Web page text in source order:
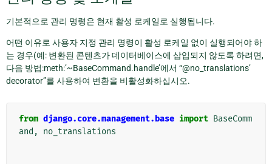
기본적으로 관리 명령은 현재 활성 로케일로 실행됩니다.
어떤 이유로 사용자 지정 관리 명령이 활성 로케일 없이 실행되어야 하
는 경우(예: 변환된 콘텐츠가 데이터베이스에 삽입되지 않도록 하려면,
다음 방법:meth:’~BaseCommand.handle’에서 “@no_translations’
decorator”를 사용하여 변환을 비활성화하십시오.
from django.core.management.base import BaseComm
and , no_translations